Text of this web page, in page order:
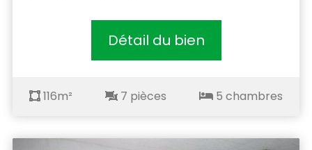
Détail du bien
116m² 7 pièces 5 chambres